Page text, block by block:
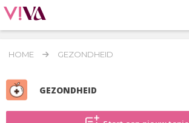
HOME GEZONDHEID
GEZONDHEID